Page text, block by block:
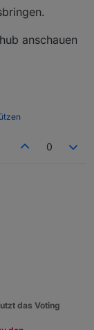
anschauen
0
das Voting